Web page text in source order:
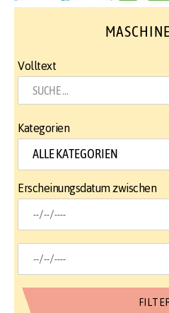
Volltext
Kategorien
Erscheinungsdatum zwischen